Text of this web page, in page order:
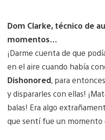
Dom Clarke, técnico de
momentos…
¡Darme cuenta de que
en el aire cuando había
Dishonored, para
y dispararles con ellas!
balas! Era algo
que sentí fue un momento